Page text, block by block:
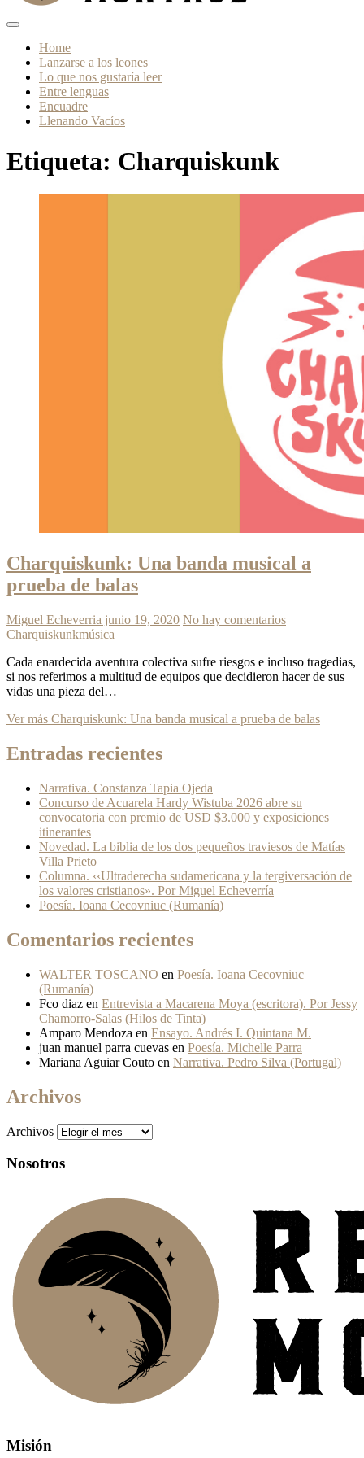
Home
Lanzarse a los leones
Lo que nos gustaría leer
Entre lenguas
Encuadre
Llenando Vacíos
Etiqueta: Charquiskunk
Charquiskunk: Una banda musical a
prueba de balas
Miguel Echeverria junio 19, 2020 No hay comentarios
Charquiskunkmúsica
Cada enardecida aventura colectiva sufre riesgos e incluso tragedias,
si nos referimos a multitud de equipos que decidieron hacer de sus
vidas una pieza del…
Ver más Charquiskunk: Una banda musical a prueba de balas
Entradas recientes
Narrativa. Constanza Tapia Ojeda
Concurso de Acuarela Hardy Wistuba 2026 abre su
convocatoria con premio de USD $3.000 y exposiciones
itinerantes
Novedad. La biblia de los dos pequeños traviesos de Matías
Villa Prieto
Columna. ‹‹Ultraderecha sudamericana y la tergiversación de
los valores cristianos». Por Miguel Echeverría
Poesía. Ioana Cecovniuc (Rumanía)
Comentarios recientes
WALTER TOSCANO en Poesía. Ioana Cecovniuc
(Rumanía)
Fco diaz en Entrevista a Macarena Moya (escritora). Por Jessy
Chamorro-Salas (Hilos de Tinta)
Amparo Mendoza en Ensayo. Andrés I. Quintana M.
juan manuel parra cuevas en Poesía. Michelle Parra
Mariana Aguiar Couto en Narrativa. Pedro Silva (Portugal)
Archivos
Archivos
Nosotros
Misión